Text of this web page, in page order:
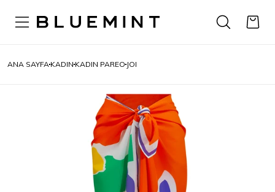
ANA SAYFA KADIN KADIN PAREO JOI